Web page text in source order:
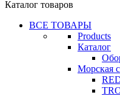
Каталог товаров
ВСЕ ТОВАРЫ
Products
Каталог
Морская